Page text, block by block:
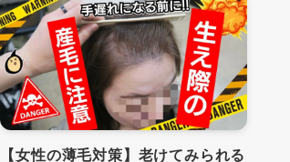
【女性の薄毛対策】老けてみられる